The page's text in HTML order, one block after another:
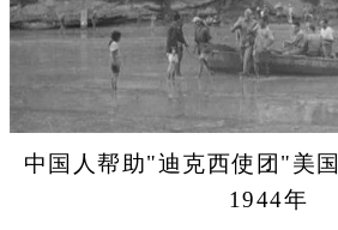
中国人帮助"迪克西使团"美
1944年